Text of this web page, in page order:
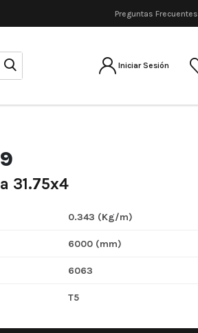
Preguntas Frecuentes
Iniciar Sesión
31.75x4
0.343 (Kg/m)
6000 (mm)
6063
T5